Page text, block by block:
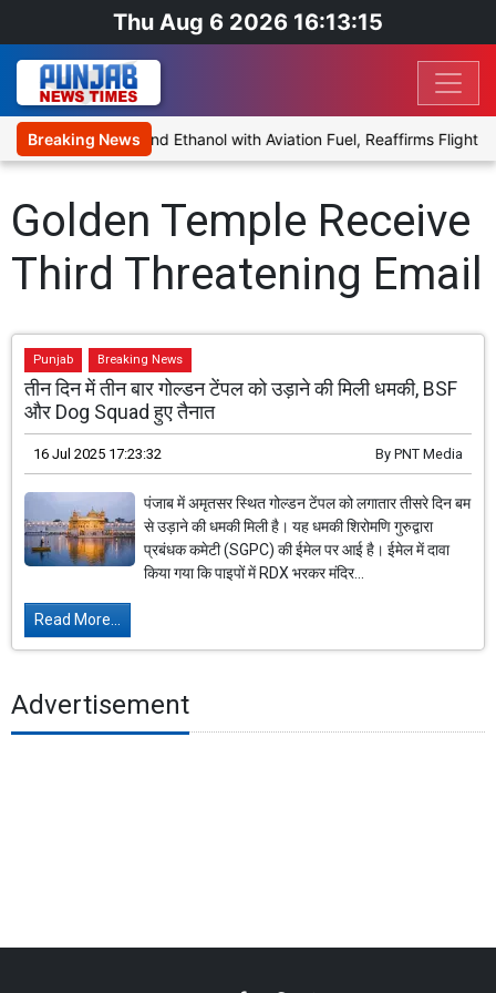
Thu Aug 6 2026 16:13:15
Breaking News
Proposal to Blend Ethanol with Aviation Fuel, Reaffirms Flight
Golden Temple Receive
Third Threatening Email
Punjab Breaking News
तीन दिन में तीन बार गोल्डन टेंपल को उड़ाने की मिली धमकी, BSF
और Dog Squad हुए तैनात
16 Jul 2025 17:23:32 By PNT Media
पंजाब में अमृतसर स्थित गोल्डन टेंपल को लगातार तीसरे दिन बम
से उड़ाने की धमकी मिली है। यह धमकी शिरोमणि गुरुद्वारा
प्रबंधक कमेटी (SGPC) की ईमेल पर आई है। ईमेल में दावा
किया गया कि पाइपों में RDX भरकर मंदिर...
Read More...
Advertisement